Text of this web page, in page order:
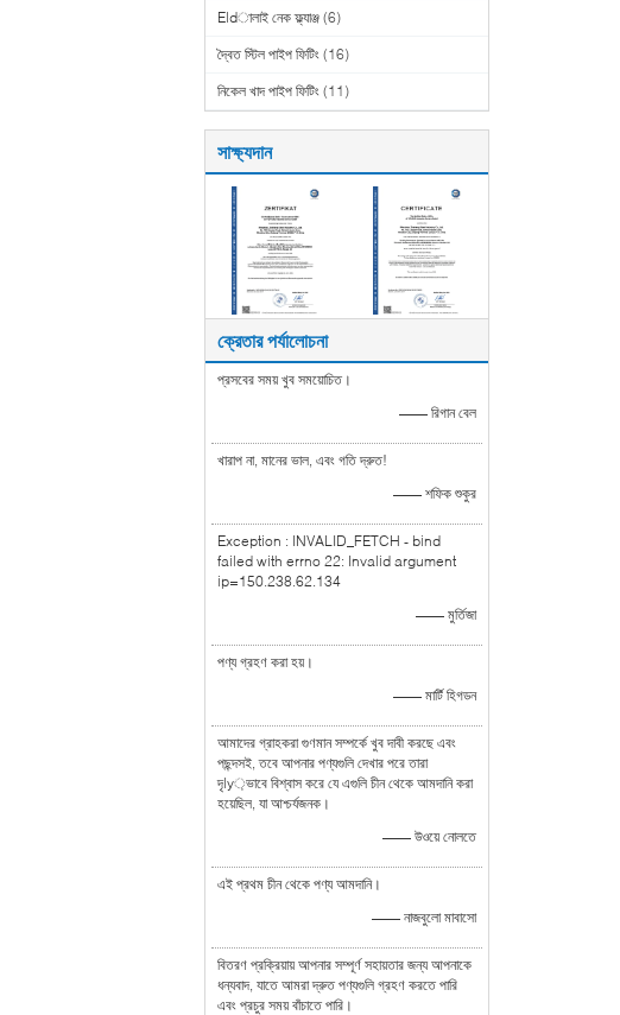
Eldালাই নেক ফ্ল্যাঞ্জ (6)
দ্বৈত স্টিল পাইপ ফিটিং (16)
নিকেল খাদ পাইপ ফিটিং (11)
সাক্ষ্যদান
ক্রেতার পর্যালোচনা
প্রসবের সময় খুব সময়োচিত।
—— রিগান বেল
খারাপ না, মানের ভাল, এবং গতি দ্রুত!
—— শফিক শুকুর
Exception : INVALID_FETCH - bind
failed with errno 22: Invalid argument
ip=150.238.62.134
—— মুর্তিজা
পণ্য গ্রহণ করা হয়।
—— মার্টি হিগডন
আমাদের গ্রাহকরা গুণমান সম্পর্কে খুব দাবী করছে এবং
পছন্দসই, তবে আপনার পণ্যগুলি দেখার পরে তারা
দৃly়ভাবে বিশ্বাস করে যে এগুলি চীন থেকে আমদানি করা
হয়েছিল, যা আশ্চর্যজনক।
—— উওয়ে নোলতে
এই প্রথম চীন থেকে পণ্য আমদানি।
—— নাজবুলো মাবাসো
বিতরণ প্রক্রিয়ায় আপনার সম্পূর্ণ সহায়তার জন্য আপনাকে
ধন্যবাদ, যাতে আমরা দ্রুত পণ্যগুলি গ্রহণ করতে পারি
এবং প্রচুর সময় বাঁচাতে পারি।